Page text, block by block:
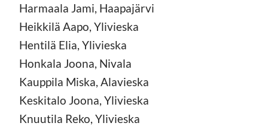
Harmaala Jami, Haapajärvi
Heikkilä Aapo, Ylivieska
Hentilä Elia, Ylivieska
Honkala Joona, Nivala
Kauppila Miska, Alavieska
Keskitalo Joona, Ylivieska
Knuutila Reko, Ylivieska